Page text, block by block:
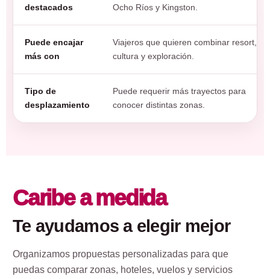
destacados
Ocho Ríos y Kingston.
Puede encajar
más con
Viajeros que quieren combinar resort,
cultura y exploración.
Tipo de
desplazamiento
Puede requerir más trayectos para
conocer distintas zonas.
Caribe a medida
Te ayudamos a elegir mejor
Organizamos propuestas personalizadas para que
puedas comparar zonas, hoteles, vuelos y servicios